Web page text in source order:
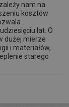
nam na
kosztów
lat. O
dużej mierze
i materiałów,
starego